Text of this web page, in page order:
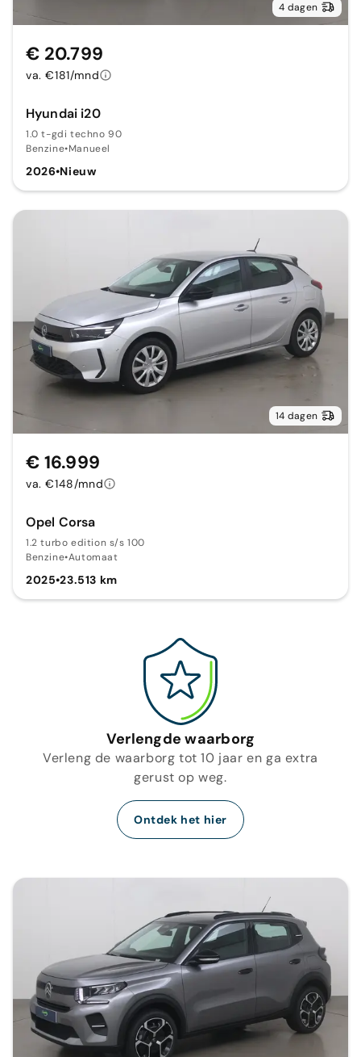
4 dagen
Hyundai i20
1.0 t-gdi techno 90
Benzine•Manueel
2026•Nieuw
€ 20.799
va. €181/mnd
14 dagen
Opel Corsa
1.2 turbo edition s/s 100
Benzine•Automaat
2025•23.513 km
€ 16.999
va. €148/mnd
Verlengde waarborg
Verleng de waarborg tot 10 jaar en ga extra
gerust op weg.
Ontdek het hier